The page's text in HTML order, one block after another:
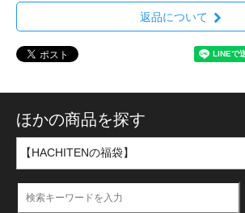
返品について
ほかの商品を探す